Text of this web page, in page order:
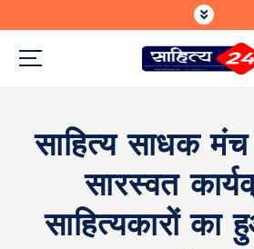
k
t
Where Every
साहित्य साधक
सारस्वत
साहित्यकारों का